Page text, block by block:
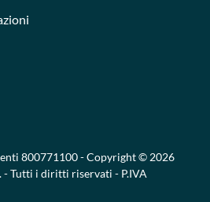
800771100- Copyright © 2026
- Tutti i diritti riservati - P.IVA